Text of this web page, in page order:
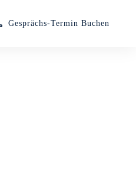
Gesprächs-Termin Buchen